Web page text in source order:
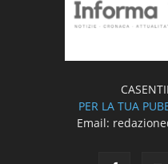
PER LA TUA
Email: